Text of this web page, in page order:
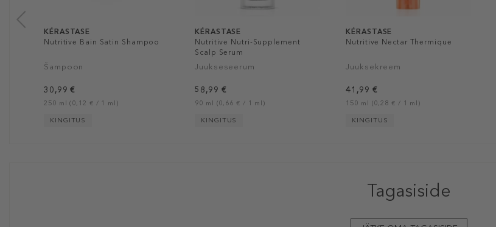
KÉRASTASE
Nutritive Bain Satin Shampoo
Šampoon
30,99 €
250 ml (0,12 € / 1 ml)
KINGITUS
KÉRASTASE
Nutritive Nutri-Supplement
Scalp Serum
Juukseseerum
58,99 €
90 ml (0,66 € / 1 ml)
KINGITUS
KÉRASTASE
Nutritive Nectar Thermique
Juuksekreem
41,99 €
150 ml (0,28 € / 1 ml)
KINGITUS
Tagasiside